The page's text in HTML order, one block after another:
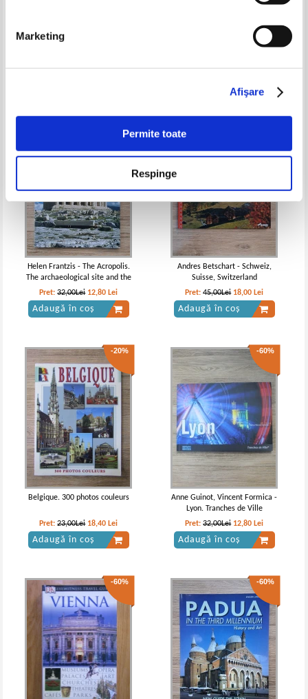
Marketing
Afişare
Permite toate
Respinge
Fodors upClose Germany
Helen Frantzis - The Acropolis.
The archaeological site and the
museum
Pret:32,00Lei 12,80 Lei
Adaugă în coș
Andres Betschart - Schweiz,
Suisse, Switzerland
Pret:45,00Lei 18,00 Lei
Adaugă în coș
-20%
Belgique. 300 photos couleurs
Pret:23,00Lei 18,40 Lei
Adaugă în coș
-60%
Anne Guinot, Vincent Formica -
Lyon. Tranches de Ville
Pret:32,00Lei 12,80 Lei
Adaugă în coș
-60% -60%